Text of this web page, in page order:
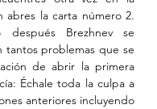
abres la carta número 2.
Brezhnev se
tantos problemas que se
de abrir la primera
Échale toda la culpa a
anteriores incluyendo